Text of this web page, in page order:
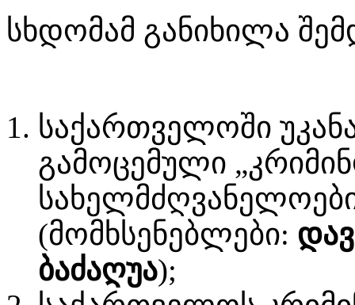
სხდომამ განიხილა
საქართველოში
გამოცემული
(მომხსენებლები:
ბაძაღუა);